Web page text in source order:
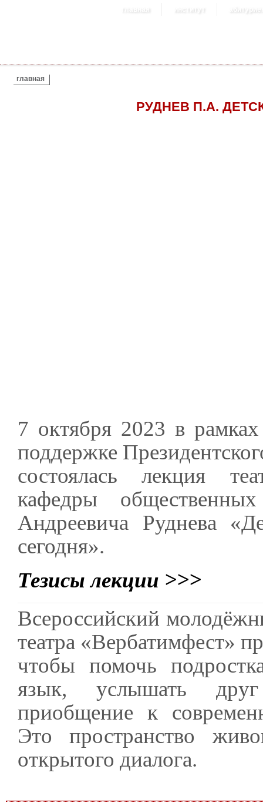
главная институт
ВЫ ЗДЕСЬ
главная
РУДНЕВ П.А.
7 октября 2023 в
поддержке
состоялась лекция
кафедры
Андреевича Руднева
сегодня».
Тезисы лекции >>>
Всероссийский
театра «Вербатимфест»
чтобы помочь
язык, услышать
приобщение к
Это пространство
открытого диалога.